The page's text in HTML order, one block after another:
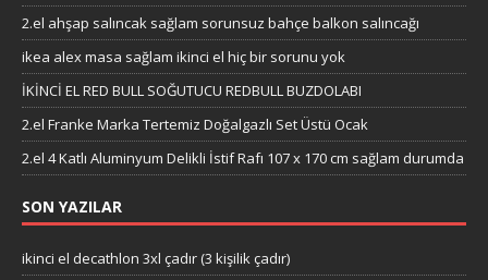
2.el ahşap salıncak sağlam sorunsuz bahçe balkon salıncağı
ikea alex masa sağlam ikinci el hiç bir sorunu yok
İKİNCİ EL RED BULL SOĞUTUCU REDBULL BUZDOLABI
2.el Franke Marka Tertemiz Doğalgazlı Set Üstü Ocak
2.el 4 Katlı Aluminyum Delikli İstif Rafı 107 x 170 cm sağlam durumda
SON YAZILAR
ikinci el decathlon 3xl çadır (3 kişilik çadır)